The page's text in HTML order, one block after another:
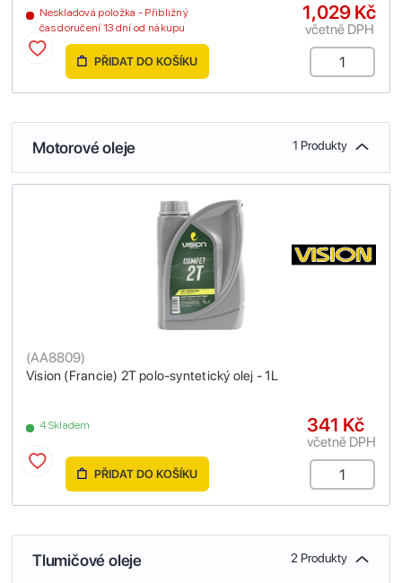
Neskladová položka - Přibližný
čas doručení 13 dní od nákupu
1,029 Kč
včetně DPH
PŘIDAT DO KOŠÍKU
Motorové oleje 1 Produkty
Vision (Francie) 2T polo-syntetický olej - 1L
(AA8809)
4 Skladem 341 Kč
včetně DPH
PŘIDAT DO KOŠÍKU
Tlumičové oleje 2 Produkty